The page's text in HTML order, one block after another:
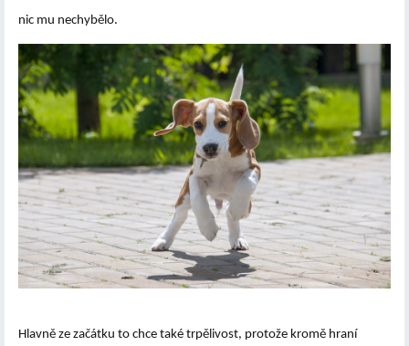
nic mu nechybělo.
Hlavně ze začátku to chce také trpělivost, protože kromě hraní